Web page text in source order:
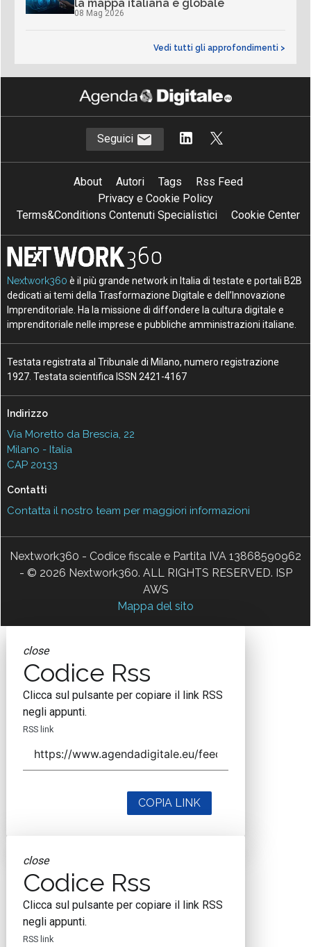
la mappa italiana e globale
08 Mag 2026
Vedi tutti gli approfondimenti >
Seguici
About Autori Tags
Rss Feed
Privacy e Cookie Policy
Terms&Conditions Contenuti Specialistici
Cookie Center
Nextwork360 è il più grande network in Italia di testate e portali B2B
dedicati ai temi della Trasformazione Digitale e dell’Innovazione
Imprenditoriale. Ha la missione di diffondere la cultura digitale e
imprenditoriale nelle imprese e pubbliche amministrazioni italiane.
Testata registrata al Tribunale di Milano, numero registrazione
1927. Testata scientifica ISSN 2421-4167
Indirizzo
Via Moretto da Brescia, 22
Milano - Italia
CAP 20133
Contatti
Contatta il nostro team per maggiori informazioni
Nextwork360 - Codice fiscale e Partita IVA 13868590962
- © 2026 Nextwork360. ALL RIGHTS RESERVED. ISP
AWS
Mappa del sito
close
Codice Rss
Clicca sul pulsante per copiare il link RSS
negli appunti.
RSS link
COPIA LINK
close
Codice Rss
Clicca sul pulsante per copiare il link RSS
negli appunti.
RSS link